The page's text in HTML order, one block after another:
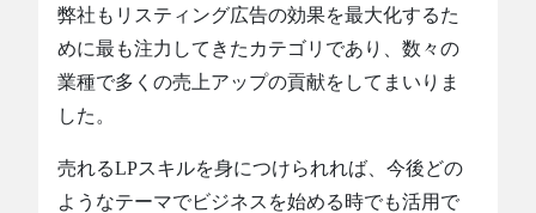
弊社もリスティング広告の効果を最大化するた
めに最も注力してきたカテゴリであり、数々の
業種で多くの売上アップの貢献をしてまいりま
した。
売れるLPスキルを身につけられれば、今後どの
ようなテーマでビジネスを始める時でも活用で